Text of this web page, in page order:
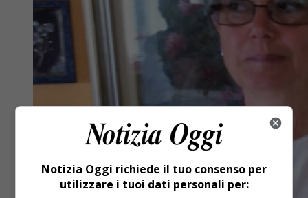
Notizia Oggi richiede il tuo consenso per
utilizzare i tuoi dati personali per: